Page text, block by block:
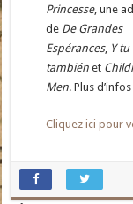
Princesse, une
de De Grandes
Espérances, Y
también et
Men. Plus
Cliquez ici pour